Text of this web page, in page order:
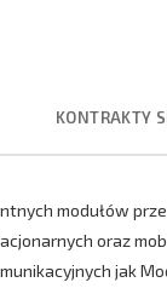
KONTRAKTY
modułów
oraz
jak